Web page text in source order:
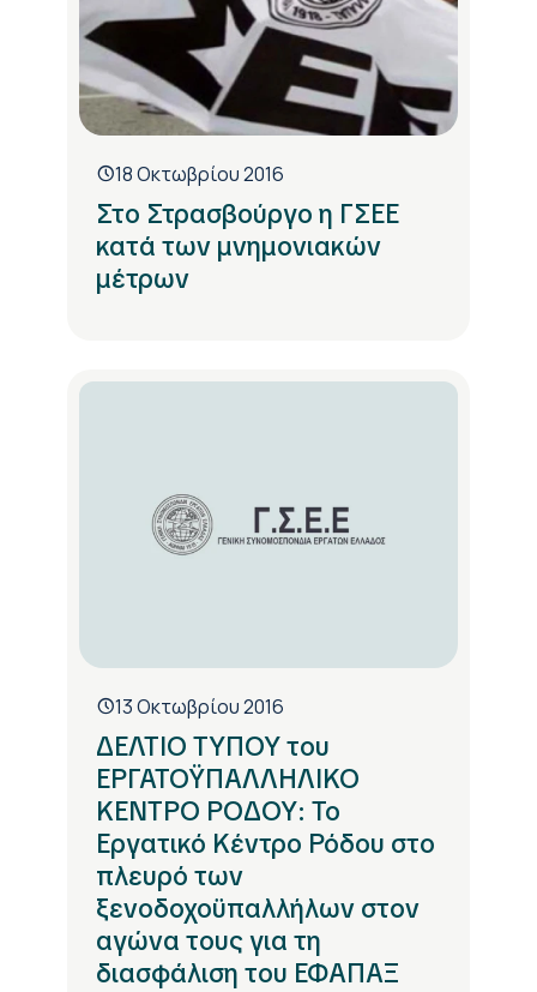
18 Οκτωβρίου 2016
Στο Στρασβούργο η ΓΣΕΕ
κατά των μνημονιακών
μέτρων
13 Οκτωβρίου 2016
ΔΕΛΤΙΟ ΤΥΠΟΥ του
ΕΡΓΑΤΟΫΠΑΛΛΗΛΙΚΟ
ΚΕΝΤΡΟ ΡΟΔΟΥ: Το
Εργατικό Κέντρο Ρόδου στο
πλευρό των
ξενοδοχοϋπαλλήλων στον
αγώνα τους για τη
διασφάλιση του ΕΦΑΠΑΞ